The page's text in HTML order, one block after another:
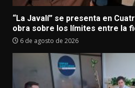
“La Javalí” se presenta en
obra sobre los límites entre la
6 de agosto de 2026